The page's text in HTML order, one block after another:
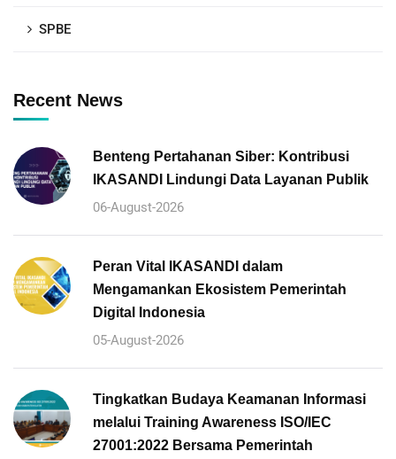
SPBE
Recent News
Benteng Pertahanan Siber: Kontribusi
IKASANDI Lindungi Data Layanan Publik
06-August-2026
Peran Vital IKASANDI dalam
Mengamankan Ekosistem Pemerintah
Digital Indonesia
05-August-2026
Tingkatkan Budaya Keamanan Informasi
melalui Training Awareness ISO/IEC
27001:2022 Bersama Pemerintah